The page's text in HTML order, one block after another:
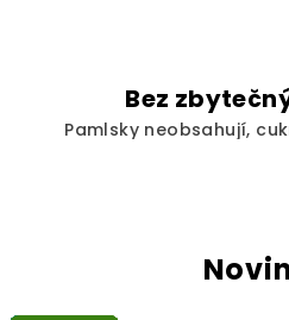
Bez
Pamlsky neobsahují,